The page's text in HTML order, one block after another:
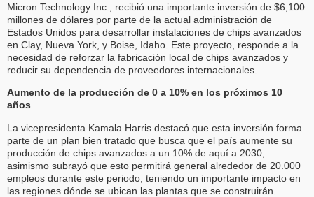
Micron Technology Inc., recibió una importante inversión de $6,100
millones de dólares por parte de la actual administración de
Estados Unidos para desarrollar instalaciones de chips avanzados
en Clay, Nueva York, y Boise, Idaho. Este proyecto, responde a la
necesidad de reforzar la fabricación local de chips avanzados y
reducir su dependencia de proveedores internacionales.
Aumento de la producción de 0 a 10% en los próximos 10
años
La vicepresidenta Kamala Harris destacó que esta inversión forma
parte de un plan bien tratado que busca que el país aumente su
producción de chips avanzados a un 10% de aquí a 2030,
asimismo subrayó que esto permitirá general alrededor de 20.000
empleos durante este periodo, teniendo un importante impacto en
las regiones dónde se ubican las plantas que se construirán.